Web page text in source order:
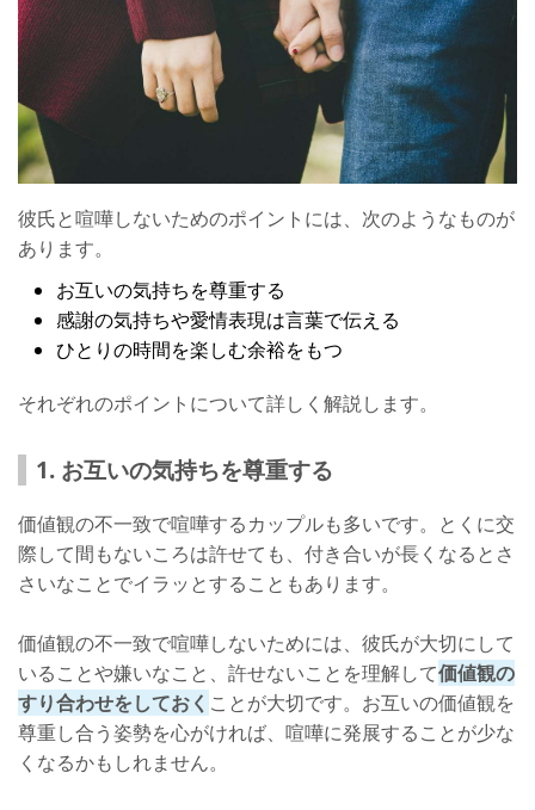
彼氏と喧嘩しないためのポイントには、次のようなものが
あります。
お互いの気持ちを尊重する
感謝の気持ちや愛情表現は言葉で伝える
ひとりの時間を楽しむ余裕をもつ
それぞれのポイントについて詳しく解説します。
1. お互いの気持ちを尊重する
価値観の不一致で喧嘩するカップルも多いです。とくに交
際して間もないころは許せても、付き合いが長くなるとさ
さいなことでイラッとすることもあります。
価値観の不一致で喧嘩しないためには、彼氏が大切にして
いることや嫌いなこと、許せないことを理解して価値観の
すり合わせをしておく ことが大切です。お互いの価値観を
尊重し合う姿勢を心がければ、喧嘩に発展することが少な
くなるかもしれません。